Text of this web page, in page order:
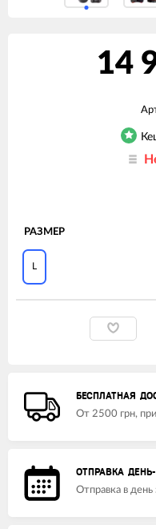
14
РАЗМЕР
L
БЕСПЛАТНАЯ
От 2500 грн,
ОТПРАВКА
Отправка в